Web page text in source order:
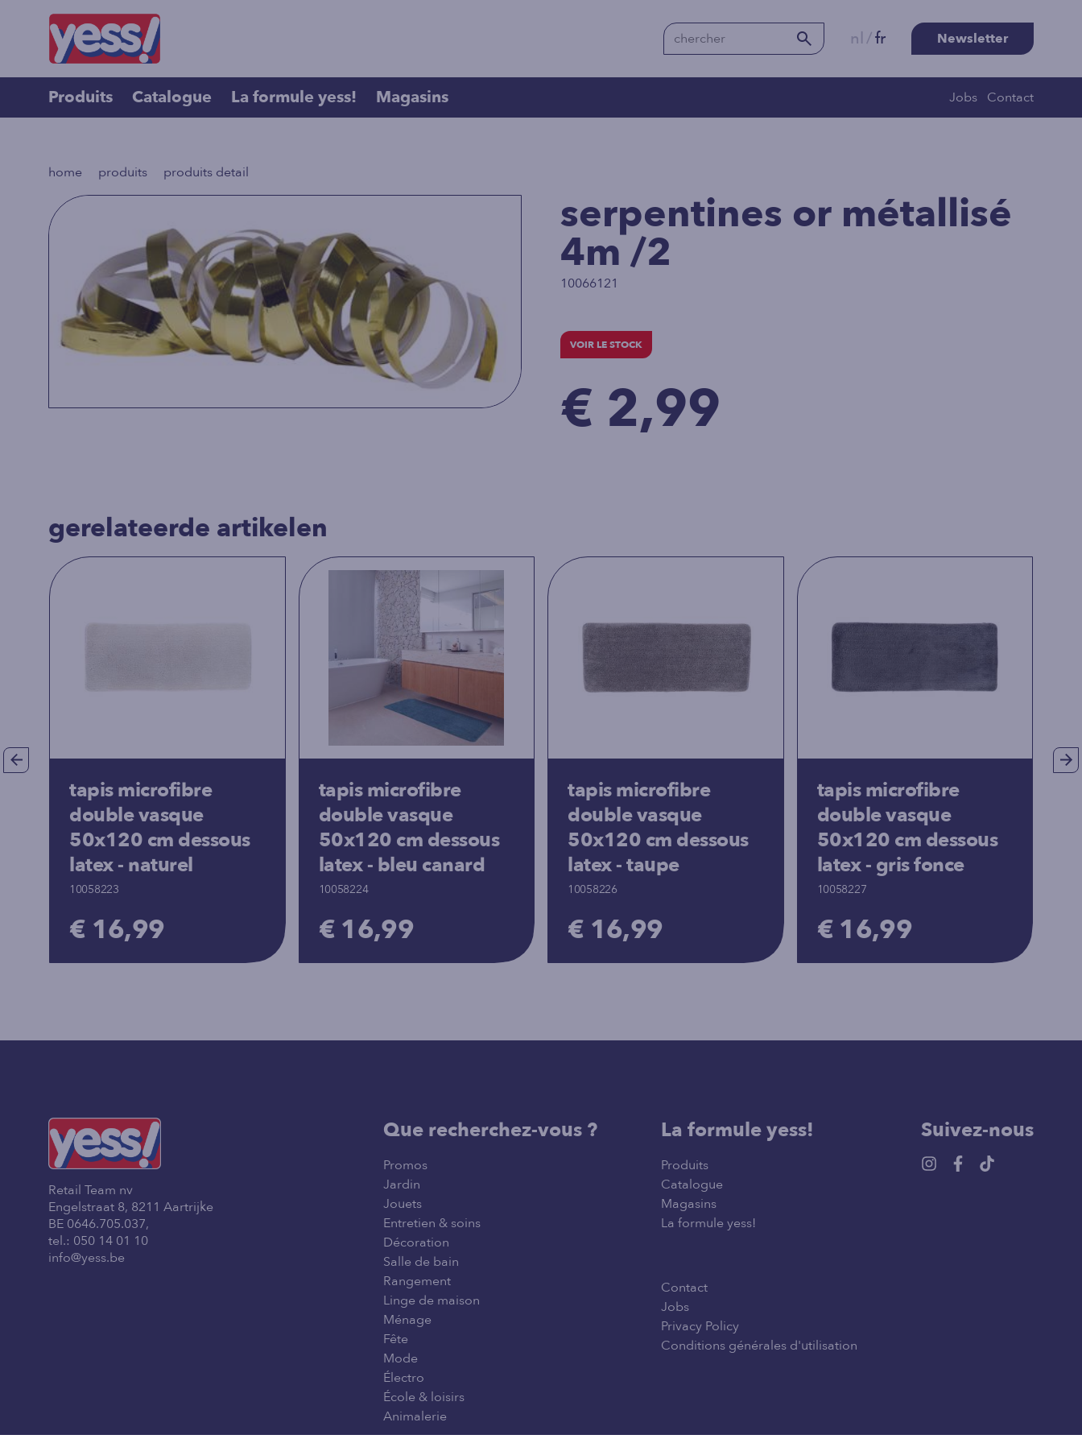
nl/fr Newsletter
Produits Catalogue La formule yess! Magasins Jobs Contact
home produits produits detail
serpentines or métallisé
4m /2
10066121
VOIR LE STOCK
€ 2,99
gerelateerde artikelen
tapis microfibre
double vasque
50x120 cm dessous
latex - naturel
10058223
€ 16,99
tapis microfibre
double vasque
50x120 cm dessous
latex - bleu canard
10058224
€ 16,99
tapis microfibre
double vasque
50x120 cm dessous
latex - taupe
10058226
€ 16,99
tapis microfibre
double vasque
50x120 cm dessous
latex - gris fonce
10058227
€ 16,99
Retail Team nv
Engelstraat 8, 8211 Aartrijke
BE 0646.705.037,
tel.: 050 14 01 10
info@yess.be
Que recherchez-vous ?
Promos
Jardin
Jouets
Entretien & soins
Décoration
Salle de bain
Rangement
Linge de maison
Ménage
Fête
Mode
Électro
École & loisirs
Animalerie
La formule yess!
Produits
Catalogue
Magasins
La formule yess!
Contact
Jobs
Privacy Policy
Conditions générales d'utilisation
Suivez-nous